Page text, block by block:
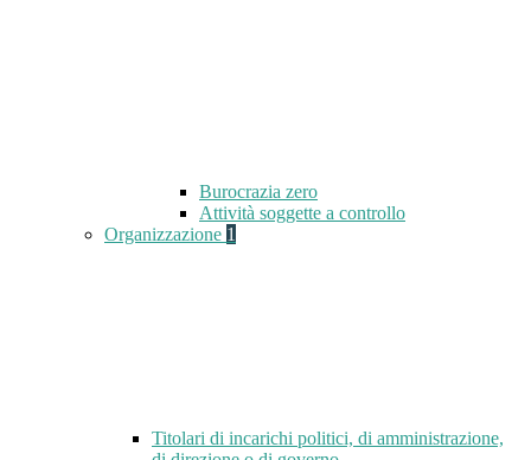
Burocrazia zero
Attività soggette a controllo
Organizzazione 1
Titolari di incarichi politici, di amministrazione,